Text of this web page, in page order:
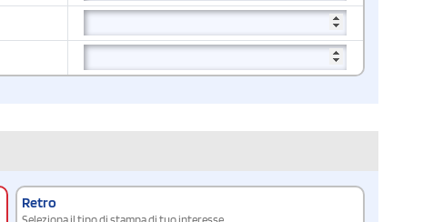
Retro